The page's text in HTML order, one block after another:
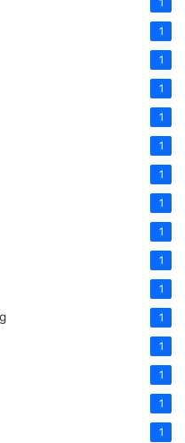
1
1
1
1
1
1
1
1
1
1
1
1
1
1
1
1